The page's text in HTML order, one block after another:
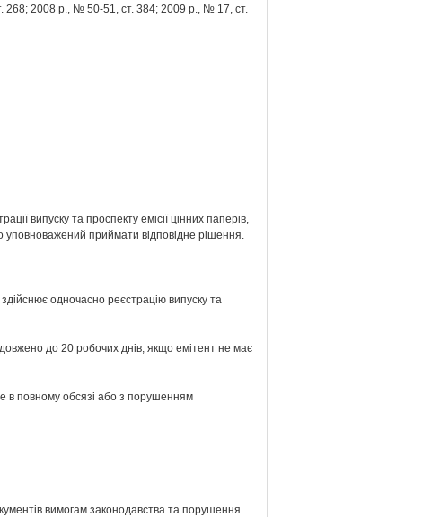
268; 2008 р., № 50-51, ст. 384; 2009 р., № 17, ст.
випуску та проспекту емісії цінних паперів,
уповноважений приймати відповідне рішення.
здійснює одночасно реєстрацію випуску та
до 20 робочих днів, якщо емітент не має
в повному обсязі або з порушенням
вимогам законодавства та порушення